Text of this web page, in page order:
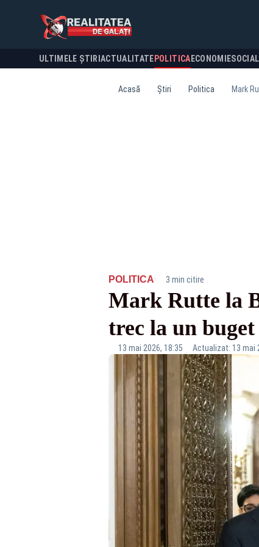
ULTIMELE ȘTIRI ACTUALITATE POLITICA ECONOMIESOCIAL
Acasă Știri Politica Mark
POLITICA· 3 min citire
Mark Rutte la
trec la un
13 mai 2026, 18:35 Actualizat: 13 mai